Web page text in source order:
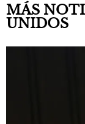
MÁS
UNIDOS